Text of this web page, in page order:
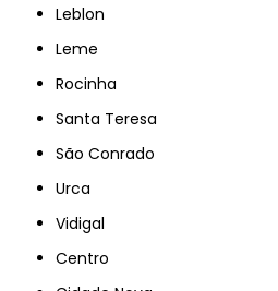
Leblon
Leme
Rocinha
Santa Teresa
São Conrado
Urca
Vidigal
Centro